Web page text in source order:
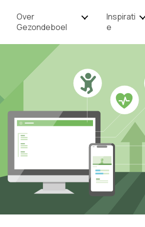
Over
Gezondeboel
Inspirati
e